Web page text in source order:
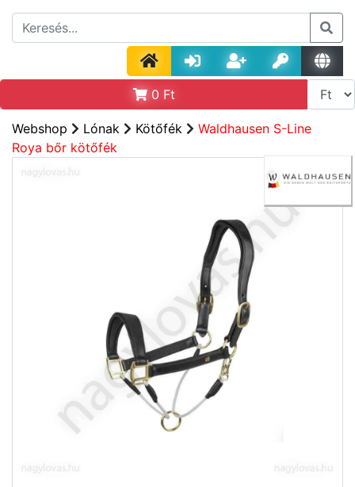
0 Ft
Webshop Lónak Kötőfék
Waldhausen S-Line
Roya bőr kötőfék